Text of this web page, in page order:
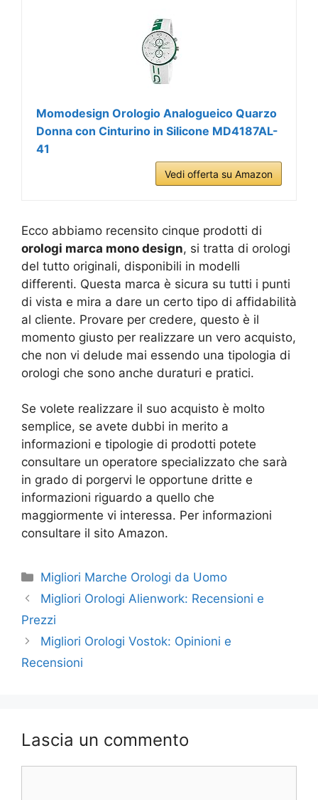
Momodesign Orologio Analogueico Quarzo
Donna con Cinturino in Silicone MD4187AL-
41
Vedi offerta su Amazon
Ecco abbiamo recensito cinque prodotti di
orologi marca mono design, si tratta di orologi
del tutto originali, disponibili in modelli
differenti. Questa marca è sicura su tutti i punti
di vista e mira a dare un certo tipo di affidabilità
al cliente. Provare per credere, questo è il
momento giusto per realizzare un vero acquisto,
che non vi delude mai essendo una tipologia di
orologi che sono anche duraturi e pratici.
Se volete realizzare il suo acquisto è molto
semplice, se avete dubbi in merito a
informazioni e tipologie di prodotti potete
consultare un operatore specializzato che sarà
in grado di porgervi le opportune dritte e
informazioni riguardo a quello che
maggiormente vi interessa. Per informazioni
consultare il sito Amazon.
Categorie
Migliori Marche Orologi da Uomo
Migliori Orologi Alienwork: Recensioni e
Prezzi
Migliori Orologi Vostok: Opinioni e
Recensioni
Lascia un commento